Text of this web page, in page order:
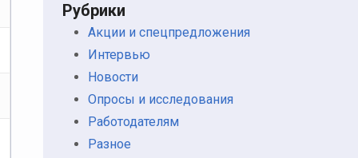
Рубрики
Акции и спецпредложения
Интервью
Новости
Опросы и исследования
Работодателям
Разное